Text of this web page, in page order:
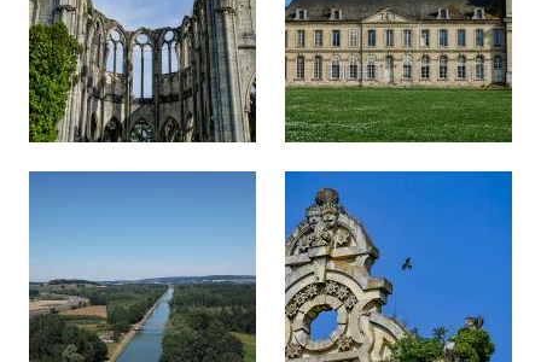
Afficher en diaporama Afficher en diaporama